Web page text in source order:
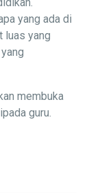
yang ada di
luas yang
membuka
guru.